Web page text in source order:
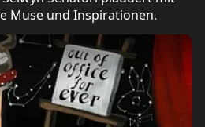
Muse und Inspirationen.